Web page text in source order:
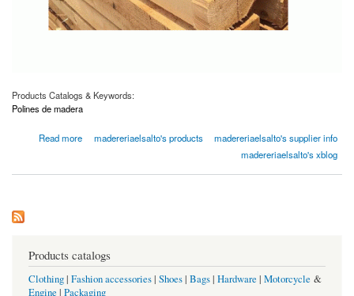
Products Catalogs & Keywords:
Polines de madera
Read more
about Polines de madera l Madereriaelsalto.com
madereriaelsalto's products
madereriaelsalto's supplier info
madereriaelsalto's xblog
Products catalogs
Clothing| Fashion accessories| Shoes| Bags| Hardware | Motorcycle &
Engine | Packaging